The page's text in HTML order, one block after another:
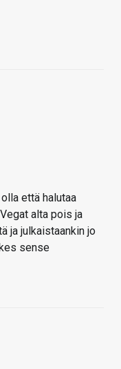
että halutaa
alta pois ja
ja julkaistaankin jo
sense